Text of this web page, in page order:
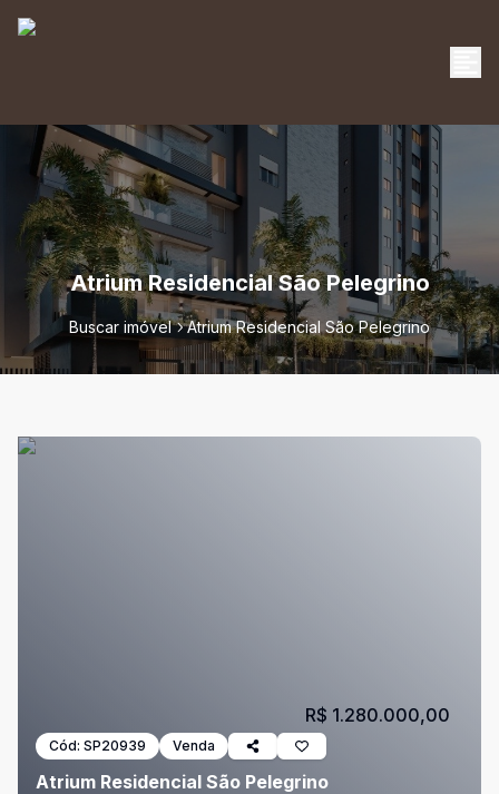
Atrium Residencial São Pelegrino
Buscar imóvel Atrium Residencial São Pelegrino
Cód: SP20939 Venda
Atrium Residencial São Pelegrino
R$ 1.280.000,00